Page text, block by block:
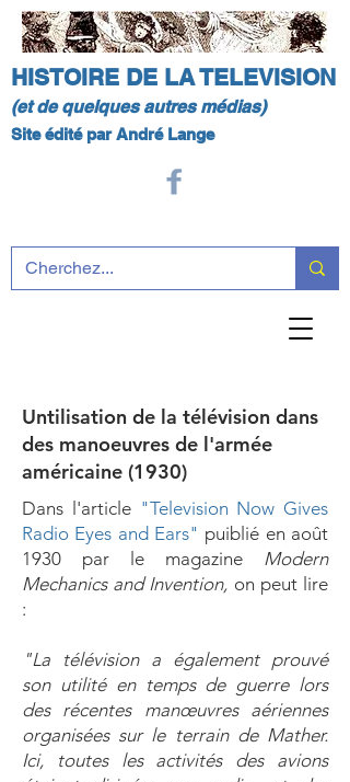
HISTOIRE DE LA TELEVISION
(et de quelques autres médias)
Site édité par André Lange
Untilisation de la télévision dans
des manoeuvres de l'armée
américaine (1930)
Dans l'article "Television Now Gives
Radio Eyes and Ears" puiblié en août
1930 par le magazine Modern
Mechanics and Invention, on peut lire
:
"La télévision a également prouvé
son utilité en temps de guerre lors
des récentes manœuvres aériennes
organisées sur le terrain de Mather.
Ici, toutes les activités des avions